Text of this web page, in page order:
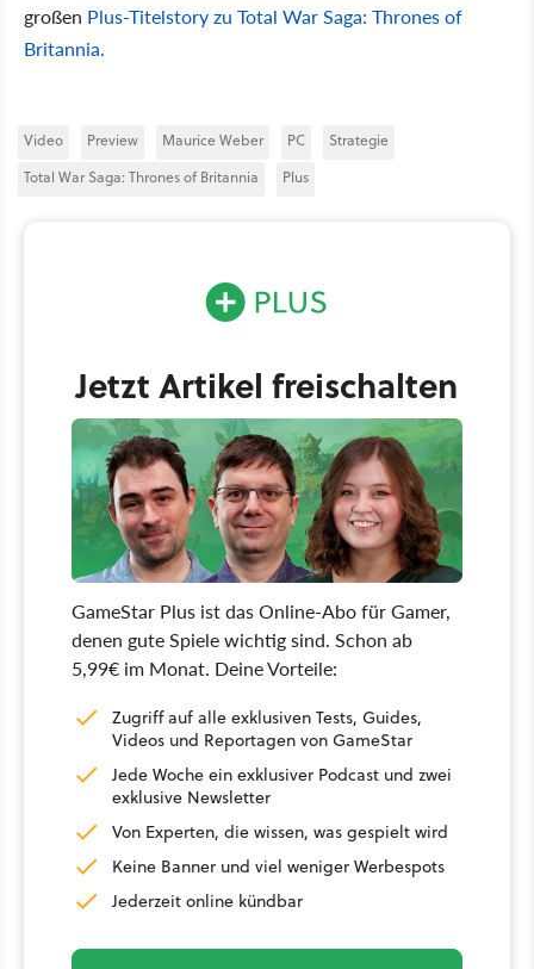
großen Plus-Titelstory zu Total War Saga: Thrones of
Britannia.
Video Preview Maurice Weber PC
Strategie
Total War Saga: Thrones of Britannia
Plus
Jetzt Artikel freischalten
GameStar Plus ist das Online-Abo für Gamer,
denen gute Spiele wichtig sind. Schon ab
5,99€ im Monat. Deine Vorteile:
Zugriff auf alle exklusiven Tests, Guides,
Videos und Reportagen von GameStar
Jede Woche ein exklusiver Podcast und zwei
exklusive Newsletter
Von Experten, die wissen, was gespielt wird
Keine Banner und viel weniger Werbespots
Jederzeit online kündbar